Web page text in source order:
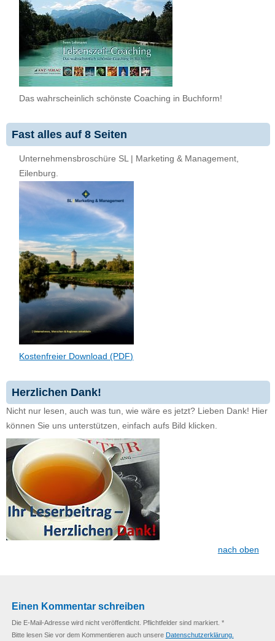
Das wahrscheinlich schönste Coaching in Buchform!
Fast alles auf 8 Seiten
Unternehmensbroschüre SL | Marketing & Management,
Eilenburg.
Kostenfreier Download (PDF)
Herzlichen Dank!
Nicht nur lesen, auch was tun, wie wäre es jetzt? Lieben Dank! Hier
können Sie uns unterstützen, einfach aufs Bild klicken.
nach oben
Einen Kommentar schreiben
Die E-Mail-Adresse wird nicht veröffentlicht. Pflichtfelder sind markiert. *
Bitte lesen Sie vor dem Kommentieren auch unsere Datenschutzerklärung.